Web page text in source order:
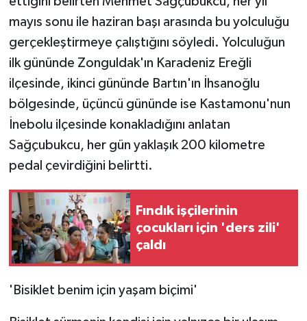
mayıs sonu ile haziran başı arasında bu yolculuğu
gerçekleştirmeye çalıştığını söyledi. Yolculuğun
ilk gününde Zonguldak'ın Karadeniz Ereğli
ilçesinde, ikinci gününde Bartın'ın İhsanoğlu
bölgesinde, üçüncü gününde ise Kastamonu'nun
İnebolu ilçesinde konakladığını anlatan
Sağçubukcu, her gün yaklaşık 200 kilometre
pedal çevirdiğini belirtti.
Fındık işçilerinin
çocukları için 'ders zili'
çaldı
'Bisiklet benim için yaşam biçimi'